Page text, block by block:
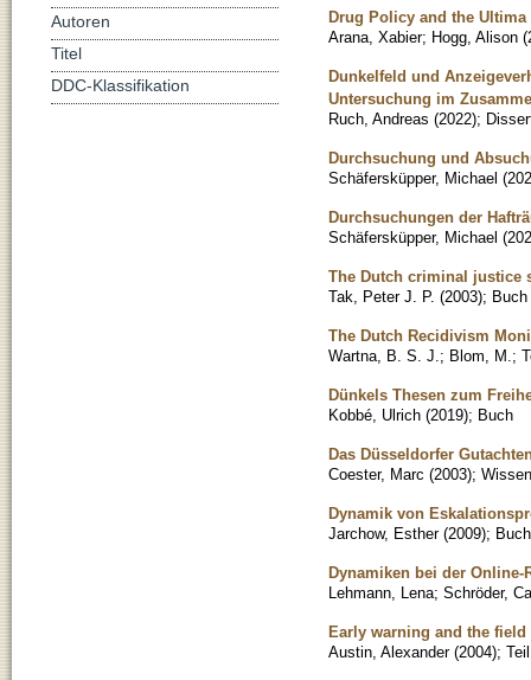
Drug Policy and the
Arana, Xabier; Hogg, Alison (
Dunkelfeld und
Untersuchung im
Ruch, Andreas (2022);
Durchsuchung und
Schäfersküpper, Michael (
Durchsuchungen der
Schäfersküpper, Michael (
The Dutch criminal justice
Tak, Peter J. P. (2003); Buch
The Dutch Recidivism
Wartna, B. S. J. ; Blom, M. ;
Dünkels Thesen zum
Kobbé, Ulrich (2019); Buch
Das Düsseldorfer
Coester, Marc (2003);
Dynamik von
Jarchow, Esther (2009); Buch
Dynamiken bei der
Lehmann, Lena; Schröder,
Early warning and the
Austin, Alexander (2004);
Autoren
Titel
DDC-Klassifikation